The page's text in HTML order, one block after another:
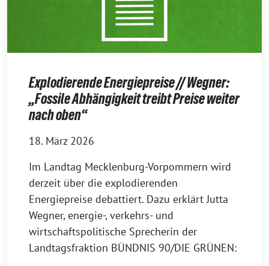
Explodierende Energiepreise // Wegner:
„Fossile Abhängigkeit treibt Preise weiter
nach oben“
18. März 2026
Im Landtag Mecklenburg-Vorpommern wird
derzeit über die explodierenden
Energiepreise debattiert. Dazu erklärt Jutta
Wegner, energie-, verkehrs- und
wirtschaftspolitische Sprecherin der
Landtagsfraktion BÜNDNIS 90/DIE GRÜNEN: